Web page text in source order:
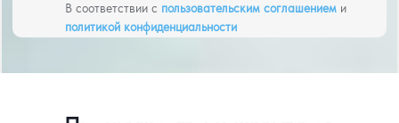
В соответствии с пользовательским соглашениеми
политикой конфиденциальности